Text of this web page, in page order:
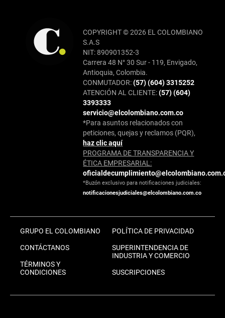
COPYRIGHT © 2026 EL COLOMBIANO
S.A.S
NIT: 890901352-3
Carrera 48 N° 30 Sur - 119, Envigado,
Antioquia, Colombia.
CONMUTADOR:(57) (604) 3315252
ATENCIÓN AL CLIENTE:(57) (604)
3393333
servicio@elcolombiano.com.co
*Para asuntos relacionados con
peticiones, quejas y reclamos (PQR),
haz clic aquí
PROGRAMA DE TRANSPARENCIA Y
ÉTICA EMPRESARIAL:
*Buzón exclusivo para notificaciones judiciales:
notificacionesjudiciales@elcolombiano.com.co
GRUPO EL COLOMBIANO
CONTÁCTANOS
TÉRMINOS Y
CONDICIONES
POLÍTICA DE PRIVACIDAD
SUPERINTENDENCIA DE
INDUSTRIA Y COMERCIO
SUSCRIPCIONES